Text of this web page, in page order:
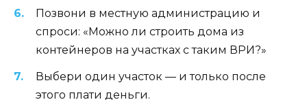
Позвони в местную администрацию и
спроси: «Можно ли строить дома из
контейнеров на участках с таким ВРИ?»
Выбери один участок — и только после
этого плати деньги.